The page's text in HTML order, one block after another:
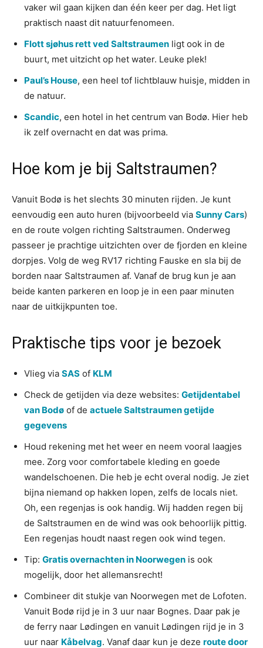
vaker wil gaan kijken dan één keer per dag. Het ligt
praktisch naast dit natuurfenomeen.
Flott sjøhus rett ved Saltstraumen ligt ook in de
buurt, met uitzicht op het water. Leuke plek!
Paul’s House, een heel tof lichtblauw huisje, midden in
de natuur.
Scandic, een hotel in het centrum van Bodø. Hier heb
ik zelf overnacht en dat was prima.
Hoe kom je bij Saltstraumen?
Vanuit Bodø is het slechts 30 minuten rijden. Je kunt
eenvoudig een auto huren (bijvoorbeeld via Sunny Cars)
en de route volgen richting Saltstraumen. Onderweg
passeer je prachtige uitzichten over de fjorden en kleine
dorpjes. Volg de weg RV17 richting Fauske en sla bij de
borden naar Saltstraumen af. Vanaf de brug kun je aan
beide kanten parkeren en loop je in een paar minuten
naar de uitkijkpunten toe.
Praktische tips voor je bezoek
Vlieg via SAS of KLM
Check de getijden via deze websites: Getijdentabel
van Bodø of de actuele Saltstraumen getijde
gegevens
Houd rekening met het weer en neem vooral laagjes
mee. Zorg voor comfortabele kleding en goede
wandelschoenen. Die heb je echt overal nodig. Je ziet
bijna niemand op hakken lopen, zelfs de locals niet.
Oh, een regenjas is ook handig. Wij hadden regen bij
de Saltstraumen en de wind was ook behoorlijk pittig.
Een regenjas houdt naast regen ook wind tegen.
Tip: Gratis overnachten in Noorwegen is ook
mogelijk, door het allemansrecht!
Combineer dit stukje van Noorwegen met de Lofoten.
Vanuit Bodø rijd je in 3 uur naar Bognes. Daar pak je
de ferry naar Lødingen en vanuit Lødingen rijd je in 3
uur naar Kåbelvag. Vanaf daar kun je deze route door